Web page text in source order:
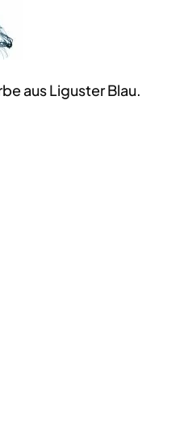
aus Liguster Blau.